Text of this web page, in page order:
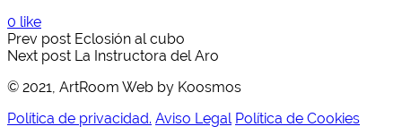
0 like
Prev post Eclosión al cubo
Next post La Instructora del Aro
© 2021, ArtRoom Web by Koosmos
Política de privacidad. Aviso Legal Política de Cookies